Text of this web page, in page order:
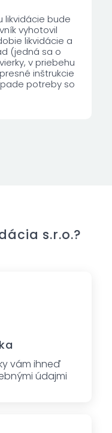
likvidácie bude
vyhotovil
likvidácie a
(jedná sa o
v priebehu
inštrukcie
potreby so
s.r.o.?
vám ihneď
údajmi